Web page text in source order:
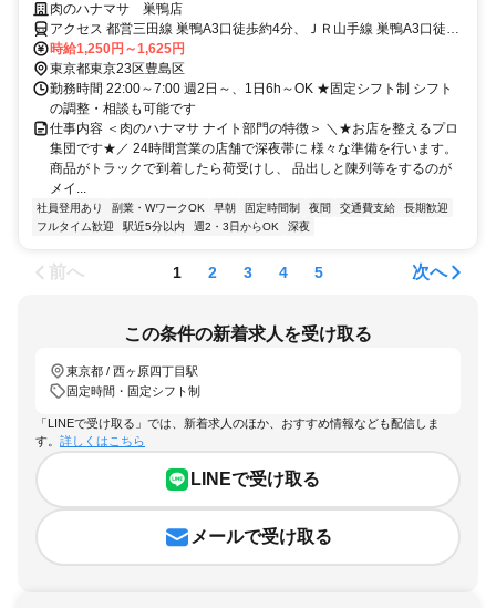
ガッツリ稼ごう★男性活躍中
肉のハナマサ 巣鴨店
アクセス 都営三田線 巣鴨A3口徒歩約4分、ＪＲ山手線 巣鴨A3口徒歩
約4分、都電荒川線 庚申塚徒歩約10分
時給1,250円～1,625円
東京都東京23区豊島区
勤務時間 22:00～7:00 週2日～、1日6h～OK ★固定シフト制 シフト
の調整・相談も可能です
仕事内容 ＜肉のハナマサ ナイト部門の特徴＞ ＼★お店を整えるプロ
集団です★／ 24時間営業の店舗で深夜帯に 様々な準備を行います。
商品がトラックで到着したら荷受けし、 品出しと陳列等をするのが
メイ...
社員登用あり 副業・WワークOK 早朝 固定時間制 夜間 交通費支給
長期歓迎
フルタイム歓迎
駅近5分以内 週2・3日からOK 深夜
前へ 1 2 3 4 5 次へ
この条件の新着求人を受け取る
東京都 / 西ヶ原四丁目駅
固定時間・固定シフト制
「LINEで受け取る」では、新着求人のほか、おすすめ情報なども配信しま
す。 詳しくはこちら
LINEで受け取る
メールで受け取る